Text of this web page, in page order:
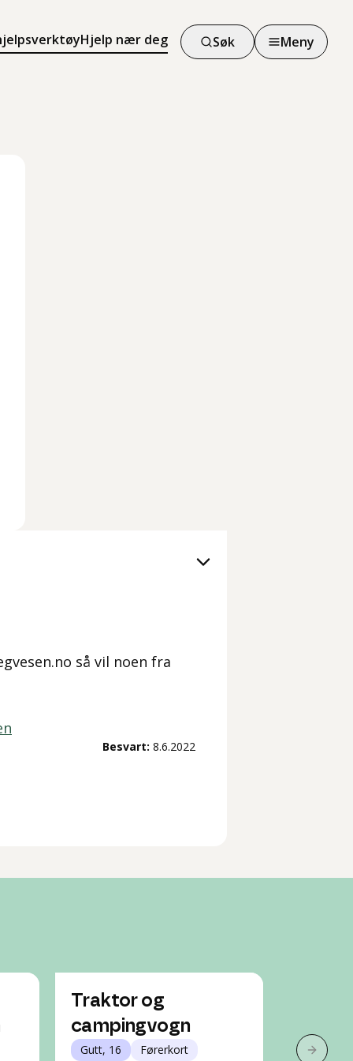
Hjelp nær deg Søk Meny
så vil noen fra
Besvart: 8.6.2022
Traktor og
campingvogn
Gutt, 16 Førerkort